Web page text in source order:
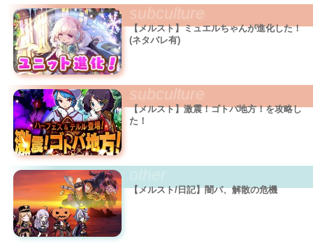
subculture
【メルスト】ミュエルちゃんが進化した！
(ネタバレ有)
subculture
【メルスト】激震！ゴトバ地方！を攻略し
た！
【メルスト/日記】闇パ、解散の危機